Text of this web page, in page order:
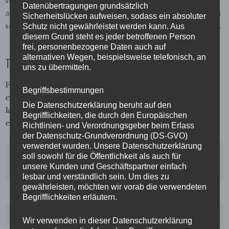
andere Wahrnehmung der Stadt und ihrer Menschen
schärfen und zu einem Perspektivwechsel ermutigen.
Teilnahme
Für die Teilnahme ist eine Reservierung
erforderlich. Reservierungen nehmen wir nur für
komplette Gruppen mit maximal 25 Personen
entgegen.
Beginn
um 10 Uhr oder nach
Absprache
Treffpunkt nach Absprache
Dauer 2,5 Stunden
Datenübertragungen grundsätzlich
Sicherheitslücken aufweisen, sodass ein absoluter
Schutz nicht gewährleistet werden kann. Aus
diesem Grund steht es jeder betroffenen Person
frei, personenbezogene Daten auch auf
alternativen Wegen, beispielsweise telefonisch, an
uns zu übermitteln.
Begriffsbestimmungen
Die Datenschutzerklärung beruht auf den
Begrifflichkeiten, die durch den Europäischen
Richtlinien- und Verordnungsgeber beim Erlass
der Datenschutz-Grundverordnung (DS-GVO)
verwendet wurden. Unsere Datenschutzerklärung
soll sowohl für die Öffentlichkeit als auch für
unsere Kunden und Geschäftspartner einfach
lesbar und verständlich sein. Um dies zu
gewährleisten, möchten wir vorab die verwendeten
Begrifflichkeiten erläutern.
Wir verwenden in dieser Datenschutzerklärung